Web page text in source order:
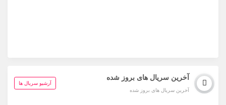
آخرین سریال های بروز شده
آخرین سریال های بروز شده
آرشیو سریال ها